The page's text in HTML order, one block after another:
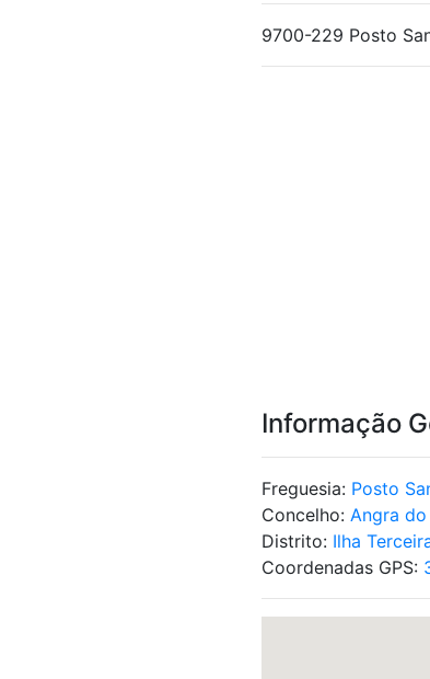
9700-229 Posto
Informação
Freguesia: Posto
Concelho: Angra
Distrito: Ilha
Coordenadas GPS: